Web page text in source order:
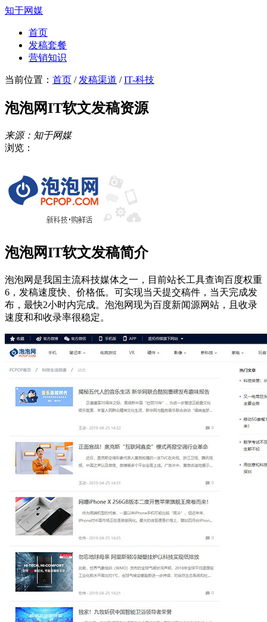
知于网媒
首页
发稿套餐
营销知识
当前位置： 首页 / 发稿渠道 /IT-科技
泡泡网IT软文发稿资源
来源：知于网媒
浏览：
泡泡网IT软文发稿简介
泡泡网是我国主流科技媒体之一，目前站长工具查询百度权重
6，发稿速度快、价格低。可实现当天提交稿件，当天完成发
布，最快2小时内完成。泡泡网现为百度新闻源网站，且收录
速度和和收录率很稳定。